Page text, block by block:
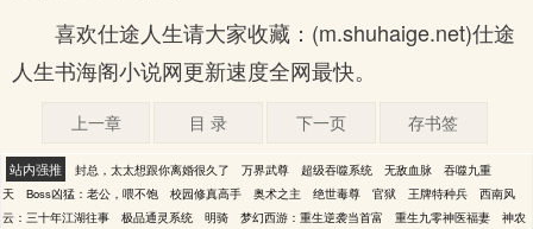
喜欢仕途人生请大家收藏：(m.shuhaige.net)仕途
人生书海阁小说网更新速度全网最快。
上一章 目 录 下一页 存书签
站内强推 封总，太太想跟你离婚很久了 万界武尊 超级吞噬系统 无敌血脉
吞噬九重
天
Boss凶猛：老公，喂不饱 校园修真高手 奥术之主 绝世毒尊 官狱 王牌特种兵
西南风
云：三十年江湖往事
极品通灵系统 明骑 梦幻西游：重生逆袭当首富 重生九零神医福妻
神农